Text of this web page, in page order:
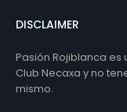
DISCLAIMER
Pasión Rojiblanca
Club Necaxa y no
mismo.